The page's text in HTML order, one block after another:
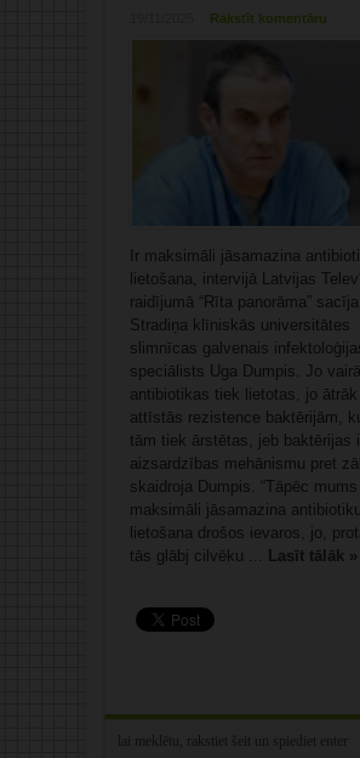
Rakstīt komentāru
Ir maksimāli jāsamazina
lietošana, intervijā Latvijas
raidījumā “Rīta panorāma”
Stradiņa klīniskās universitātes
slimnīcas galvenais
speciālists Uga Dumpis. Jo
antibiotikas tiek lietotas, jo ātrāk
attīstās rezistence baktērijām,
tām tiek ārstētas, jeb baktērijas
aizsardzības mehānismu pret
skaidroja Dumpis. “Tāpēc
maksimāli jāsamazina antibiotiku
lietošana drošos ievaros, jo,
tās glābj cilvēku ...
Lasīt tālāk »